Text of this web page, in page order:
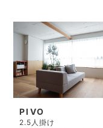
PIVO
2.5人掛け